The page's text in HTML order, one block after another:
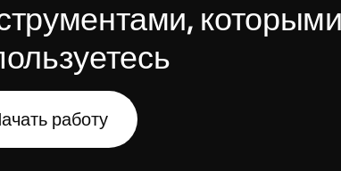
работу